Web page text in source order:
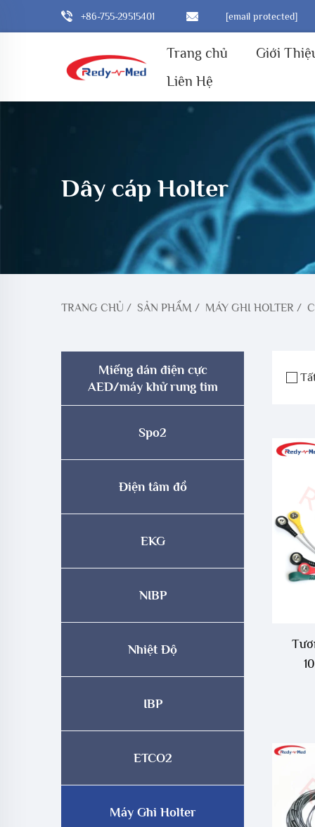
+86-755-29515401 [email protected]
Trang chủ
Giới
Liên Hệ
Dây cáp Holter
TRANG CHỦ / SẢN PHẨM / MÁY GHI HOLTER /
Miếng dán điện cực
AED/máy khử rung tim
Spo2
Điện tâm đồ
EKG
NIBP
Nhiệt Độ
IBP
ETCO2
Máy Ghi Holter